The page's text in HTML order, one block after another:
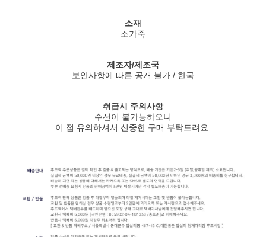
소재
소가죽
제조자/제조국
보안사항에 따른 공개 불가 / 한국
취급시 주의사항
수선이 불가능하오니
이 점 유의하셔서 신중한 구매 부탁드려요.